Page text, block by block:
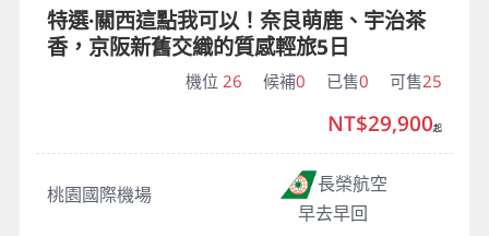
特選·關西這點我可以！奈良萌鹿、宇治茶
香，京阪新舊交織的質感輕旅5日
機位 26 候補0 已售0 可售25
桃園國際機場
長榮航空
早去早回
NT$29,900起